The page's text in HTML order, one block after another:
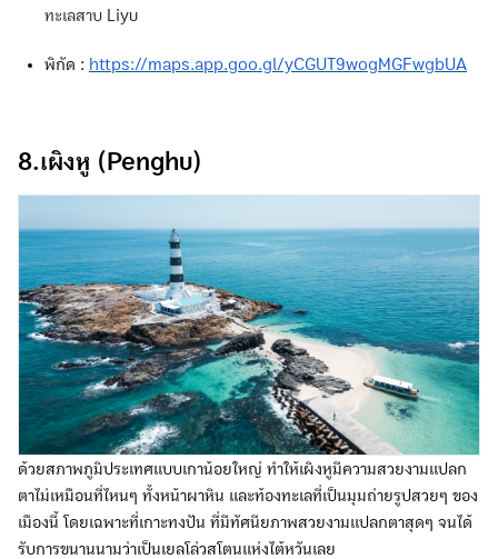
ทะเลสาบ Liyu
พิกัด : https://maps.app.goo.gl/yCGUT9wogMGFwgbUA
8.เผิงหู (Penghu)
ด้วยสภาพภูมิประเทศแบบเกาน้อยใหญ่ ทำให้เผิงหูมีความสวยงามแปลก
ตาไม่เหมือนที่ไหนๆ ทั้งหน้าผาหิน และท้องทะเลที่เป็นมุมถ่ายรูปสวยๆ ของ
เมืองนี้ โดยเฉพาะที่เกาะทงปัน ที่มีทัศนียภาพสวยงามแปลกตาสุดๆ จนได้
รับการขนานนามว่าเป็นเยลโล่วสโตนแห่งไต้หวันเลย